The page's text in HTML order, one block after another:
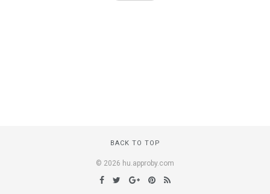
BACK TO TOP
© 2026 hu.approby.com